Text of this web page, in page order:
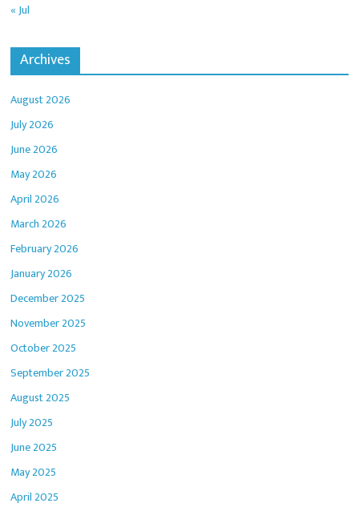
« Jul
Archives
August 2026
July 2026
June 2026
May 2026
April 2026
March 2026
February 2026
January 2026
December 2025
November 2025
October 2025
September 2025
August 2025
July 2025
June 2025
May 2025
April 2025